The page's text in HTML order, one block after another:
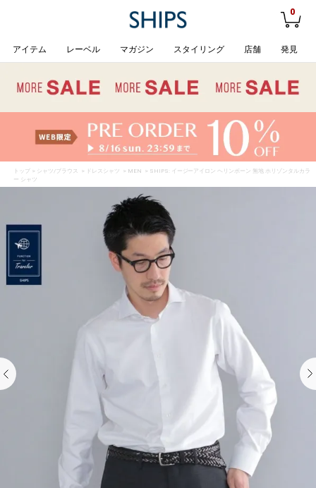
0
アイテム レーベル マガジン スタイリング 店舗 発見
トップ > シャツ/ブラウス > ドレスシャツ > MEN > SHIPS: イージーアイロン ヘリンボーン 無地 ホリゾンタルカラ
ー シャツ